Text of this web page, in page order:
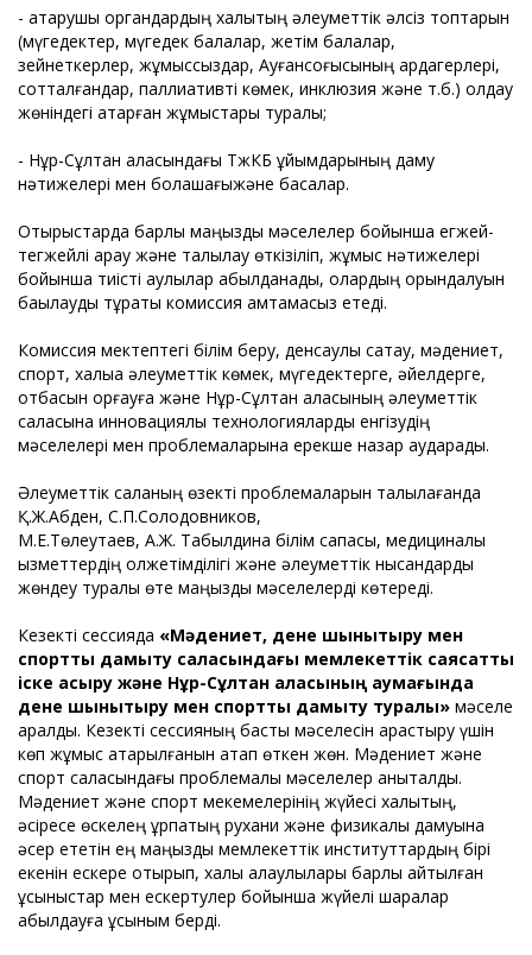
- атқарушы органдардың халықтың әлеуметтік әлсіз топтарын
(мүгедектер, мүгедек балалар, жетім балалар,
зейнеткерлер, жұмыссыздар, Ауғансоғысының ардагерлері,
сотталғандар, паллиативті көмек, инклюзия және т.б.) қолдау
жөніндегі атқарған жұмыстары туралы;
- Нұр-Сұлтан қаласындағы ТжКБ ұйымдарының даму
нәтижелері мен болашағыжәне басқалар.
Отырыстарда барлық маңызды мәселелер бойынша егжей-
тегжейлі қарау және талқылау өткізіліп, жұмыс нәтижелері
бойынша тиісті қаулылар қабылданады, олардың орындалуын
бақылауды тұрақты комиссия қамтамасыз етеді.
Комиссия мектептегі білім беру, денсаулық сақтау, мәдениет,
спорт, халыққа әлеуметтік көмек, мүгедектерге, әйелдерге,
отбасын қорғауға және Нұр-Сұлтан қаласының әлеуметтік
саласына инновациялық технологияларды енгізудің
мәселелері мен проблемаларына ерекше назар аударады.
Әлеуметтік саланың өзекті проблемаларын талқылағанда
Қ.Ж.Абден, С.П.Солодовников,
М.Е.Төлеутаев, А.Ж. Табылдина білім сапасы, медициналық
қызметтердің қолжетімділігі және әлеуметтік нысандарды
жөндеу туралы өте маңызды мәселелерді көтереді.
Кезекті сессияда «Мәдениет, дене шынықтыру мен
спортты дамыту саласындағы мемлекеттік саясатты
іске асыру және Нұр-Сұлтан қаласының аумағында
дене шынықтыру мен спортты дамыту туралы» мәселе
қаралды. Кезекті сессияның басты мәселесін қарастыру үшін
көп жұмыс атқарылғанын атап өткен жөн. Мәдениет және
спорт саласындағы проблемалық мәселелер анықталды.
Мәдениет және спорт мекемелерінің жүйесі халықтың,
әсіресе өскелең ұрпақтың рухани және физикалық дамуына
әсер ететін ең маңызды мемлекеттік институттардың бірі
екенін ескере отырып, халық қалаулылары барлық айтылған
ұсыныстар мен ескертулер бойынша жүйелі шаралар
қабылдауға ұсыным берді.